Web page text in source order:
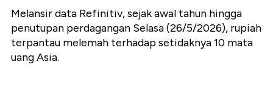
Melansir data Refinitiv, sejak awal tahun hingga
penutupan perdagangan Selasa (26/5/2026), rupiah
terpantau melemah terhadap setidaknya 10 mata
uang Asia.